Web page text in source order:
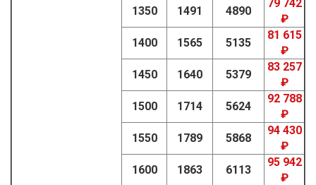
1350 1491 4890
79 742
₽
1400
1565 5135
81 615
₽
1450
1640 5379
83 257
₽
1500
1714 5624
92 788
₽
1550
1789 5868
94 430
₽
1600
1863 6113
95 942
₽